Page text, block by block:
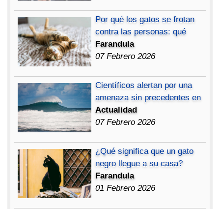
Por qué los gatos se frotan
contra las personas: qué
Farandula
07 Febrero 2026
Científicos alertan por una
amenaza sin precedentes en
Actualidad
07 Febrero 2026
¿Qué significa que un gato
negro llegue a su casa?
Farandula
01 Febrero 2026